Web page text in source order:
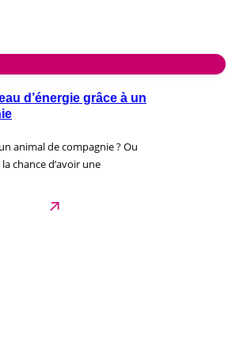
d’énergie grâce à un
animal de compagnie ? Ou
chance d’avoir une